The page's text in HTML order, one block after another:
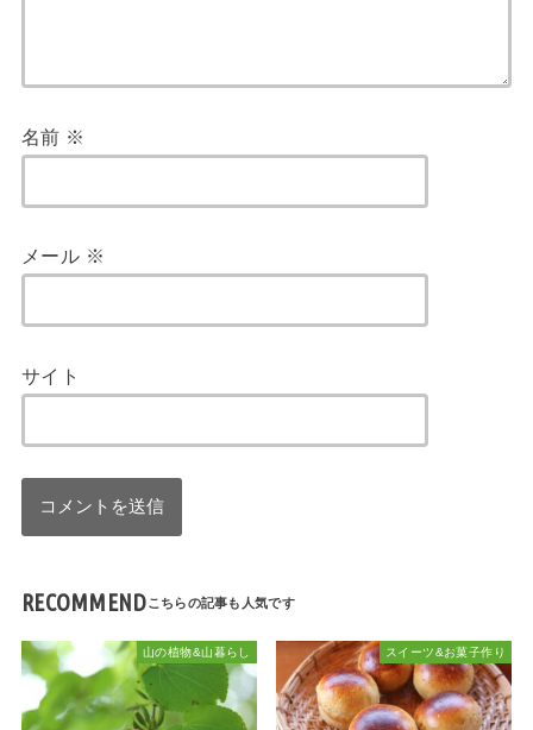
名前 ※
メール ※
サイト
RECOMMEND
山の植物&山暮らし スイーツ&お菓子作り